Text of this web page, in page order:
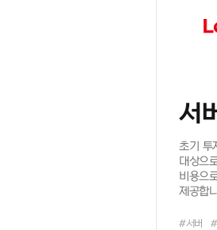
서
초기 투
대상으
비용으
제공합
#서버